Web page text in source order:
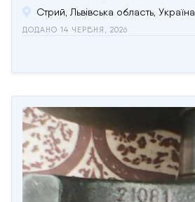
Стрий, Львівська область, Україна
ДОДАНО 14 ЧЕРВНЯ, 2026